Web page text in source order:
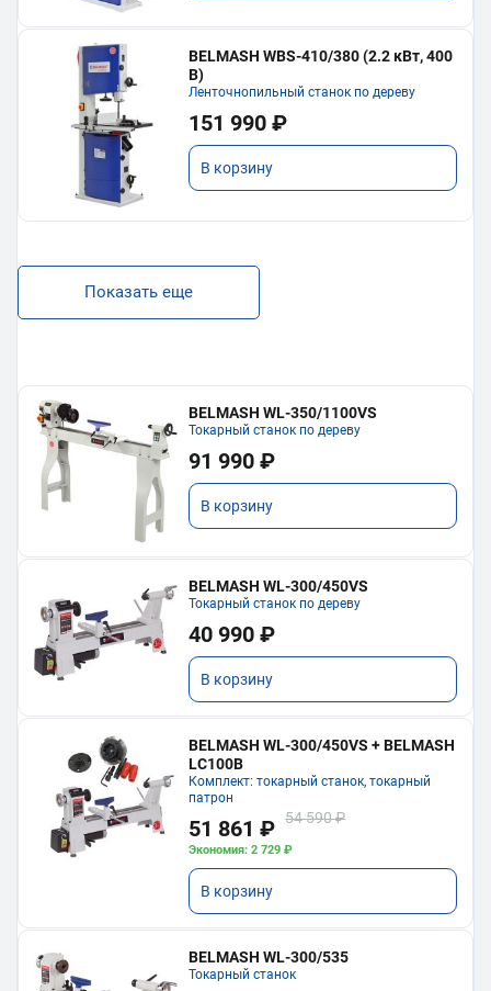
BELMASH WBS-410/380 (2.2 кВт, 400
В)
Ленточнопильный станок по дереву
151 990 ₽
В корзину
Показать еще
BELMASH WL-350/1100VS
Токарный станок по дереву
91 990 ₽
В корзину
BELMASH WL-300/450VS
Токарный станок по дереву
40 990 ₽
В корзину
BELMASH WL-300/450VS + BELMASH
LC100B
Комплект: токарный станок, токарный
патрон
51 861 ₽ 54 590 ₽
Экономия: 2 729 ₽
В корзину
BELMASH WL-300/535
Токарный станок